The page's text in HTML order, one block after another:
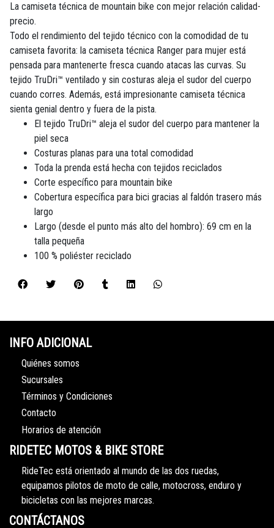
La camiseta técnica de mountain bike con mejor relación calidad-
precio.
Todo el rendimiento del tejido técnico con la comodidad de tu
camiseta favorita: la camiseta técnica Ranger para mujer está
pensada para mantenerte fresca cuando atacas las curvas. Su
tejido TruDri™ ventilado y sin costuras aleja el sudor del cuerpo
cuando corres. Además, está impresionante camiseta técnica
sienta genial dentro y fuera de la pista.
El tejido TruDri™ aleja el sudor del cuerpo para mantener la
piel seca
Costuras planas para una total comodidad
Toda la prenda está hecha con tejidos reciclados
Corte específico para mountain bike
Cobertura específica para bici gracias al faldón trasero más
largo
Largo (desde el punto más alto del hombro): 69 cm en la
talla pequeña
100 % poliéster reciclado
INFO ADICIONAL
Quiénes somos
Sucursales
Términos y Condiciones
Contacto
Horarios de atención
RIDETEC MOTOS & BIKE STORE
RideTec está orientado al mundo de las dos ruedas,
equipamos pilotos de moto de calle, motocross, enduro y
bicicletas con las mejores marcas.
CONTÁCTANOS